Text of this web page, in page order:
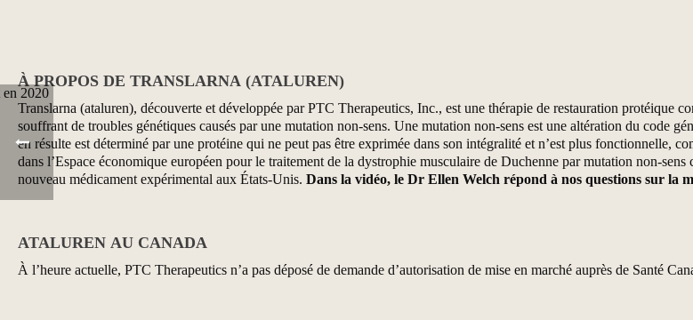
À PROPOS DE TRANSLARNA (ATALUREN)
Translarna (ataluren), découverte et développée par PTC Therapeutics, Inc., est une thérapie de restauration protéique
souffrant de troubles génétiques causés par une mutation non-sens. Une mutation non-sens est une altération du code
en résulte est déterminé par une protéine qui ne peut pas être exprimée dans son intégralité et n’est plus fonctionnelle,
dans l’Espace économique européen pour le traitement de la dystrophie musculaire de Duchenne par mutation non-
nouveau médicament expérimental aux États-Unis. Dans la vidéo, le Dr Ellen Welch répond à nos questions sur la
ATALUREN AU CANADA
À l’heure actuelle, PTC Therapeutics n’a pas déposé de demande d’autorisation de mise en marché auprès de Santé